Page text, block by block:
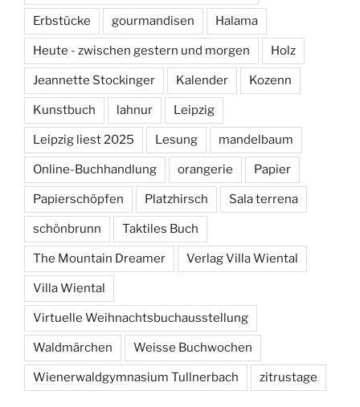
Erbstücke gourmandisen Halama
Heute - zwischen gestern und morgen Holz
Jeannette Stockinger Kalender Kozenn
Kunstbuch lahnur Leipzig
Leipzig liest 2025 Lesung mandelbaum
Online-Buchhandlung orangerie Papier
Papierschöpfen Platzhirsch Sala terrena
schönbrunn Taktiles Buch
The Mountain Dreamer Verlag Villa Wiental
Villa Wiental
Virtuelle Weihnachtsbuchausstellung
Waldmärchen Weisse Buchwochen
Wienerwaldgymnasium Tullnerbach zitrustage